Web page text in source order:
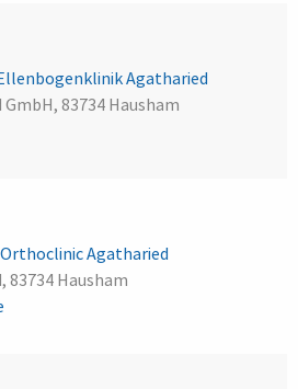
Agatharied
83734 Hausham
Agatharied
83734 Hausham